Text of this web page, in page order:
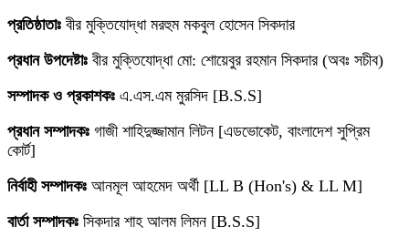
প্রতিষ্ঠাতাঃ বীর মুক্তিযোদ্ধা মরহুম মকবুল হোসেন সিকদার
প্রধান উপদেষ্টাঃ বীর মুক্তিযোদ্ধা মো: শোয়েবুর রহমান সিকদার (অবঃ সচীব)
সম্পাদক ও প্রকাশকঃ এ.এস.এম মুরসিদ [B.S.S]
প্রধান সম্পাদকঃ গাজী শাহিদুজ্জামান লিটন [এডভোকেট, বাংলাদেশ সুপ্রিম
কোর্ট]
নির্বাহী সম্পাদকঃ আনমূল আহমেদ অর্থী [LL B (Hon's) & LL M]
বার্তা সম্পাদকঃ সিকদার শাহ আলম লিমন [B.S.S]